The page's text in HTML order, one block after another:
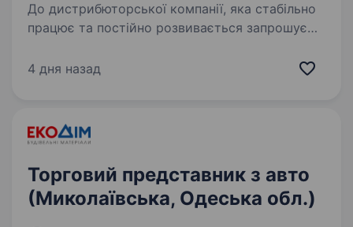
До дистрибюторської компанії, яка стабільно
працює та постійно розвивається запрошуємо
з пн-пт з 08:00−17:00 Компенсація палива
4 дня назад
Торговий представник з авто
(Миколаївська, Одеська обл.)